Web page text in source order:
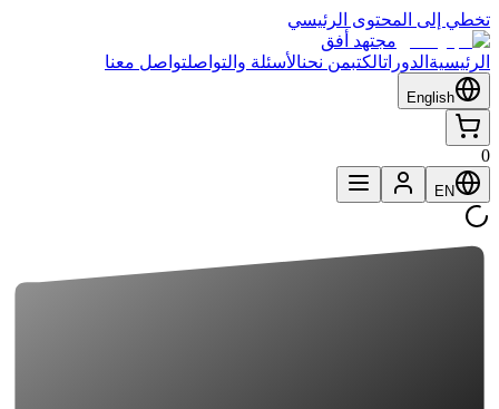
تخطي إلى المحتوى الرئيسي
مجتهد أفق
الرئيسية الدوراتالكتبمن نحنالأسئلة والتواصلتواصل معنا
English
0
EN